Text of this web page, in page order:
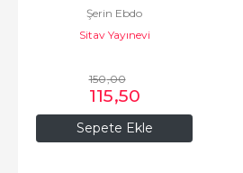
Sepete Ekle
Şerin Ebdo
Sitav Yayınevi
150,00
115,50